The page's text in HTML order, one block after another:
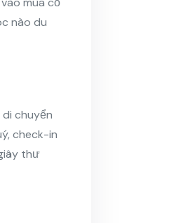
nào du
chuyển
check-in
thư